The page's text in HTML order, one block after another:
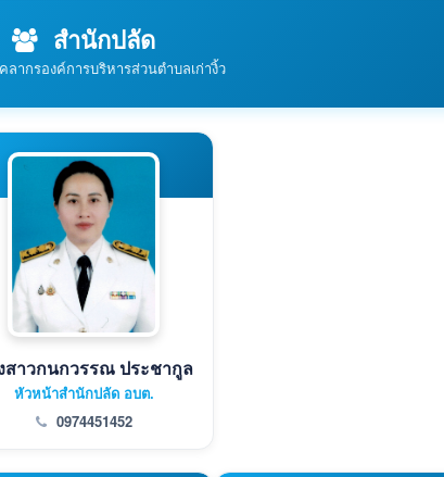
สำนักปลัด
ลากรองค์การบริหารส่วนตำบลเก่างิ้ว
สาวกนกวรรณ ประชากูล
หัวหน้าสำนักปลัด อบต.
0974451452